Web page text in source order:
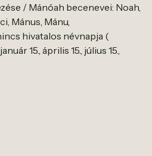
/ Mánóah becenevei: Noah,
Mánus, Mánu,
hivatalos névnapja (
15., április 15., július 15.,